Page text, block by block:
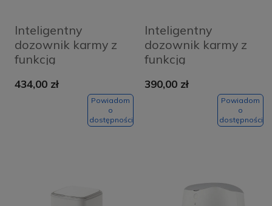
Inteligentny
dozownik karmy z
funkcją
kota CatLink F03
434,00 zł
Powiadom
o
dostępności
Inteligentny
dozownik karmy z
funkcją
kota CatLink F04
390,00 zł
Powiadom
o
dostępności